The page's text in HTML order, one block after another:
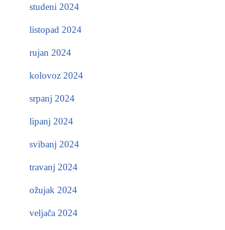
studeni 2024
listopad 2024
rujan 2024
kolovoz 2024
srpanj 2024
lipanj 2024
svibanj 2024
travanj 2024
ožujak 2024
veljača 2024